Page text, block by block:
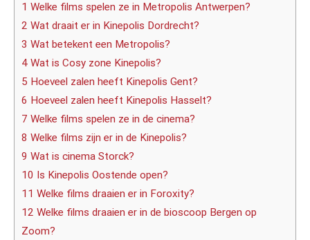
1 Welke films spelen ze in Metropolis Antwerpen?
2 Wat draait er in Kinepolis Dordrecht?
3 Wat betekent een Metropolis?
4 Wat is Cosy zone Kinepolis?
5 Hoeveel zalen heeft Kinepolis Gent?
6 Hoeveel zalen heeft Kinepolis Hasselt?
7 Welke films spelen ze in de cinema?
8 Welke films zijn er in de Kinepolis?
9 Wat is cinema Storck?
10 Is Kinepolis Oostende open?
11 Welke films draaien er in Foroxity?
12 Welke films draaien er in de bioscoop Bergen op
Zoom?